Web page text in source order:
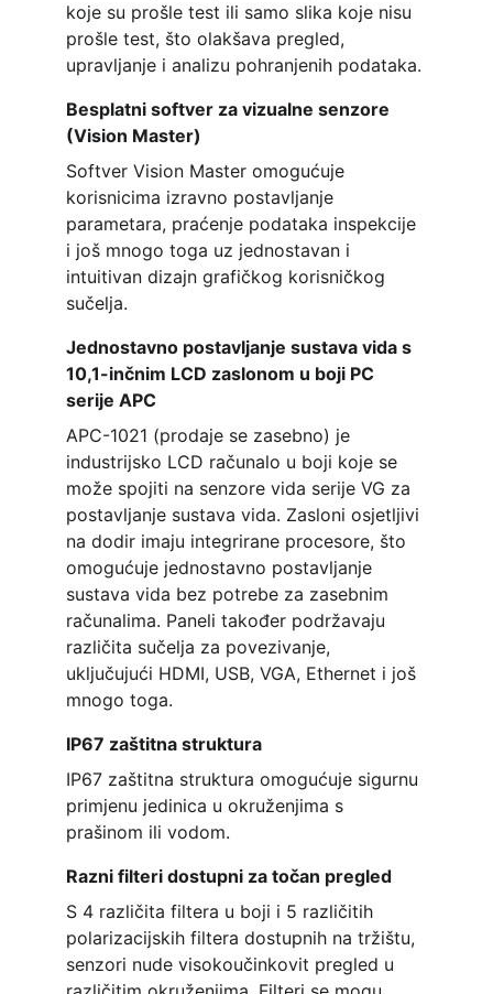
koje su prošle test ili samo slika koje nisu
prošle test, što olakšava pregled,
upravljanje i analizu pohranjenih podataka.
Razni filteri dostupni za točan pregled
S 4 različita filtera u boji i 5 različitih
polarizacijskih filtera dostupnih na tržištu,
senzori nude visokoučinkovit pregled u
Besplatni softver za vizualne senzore
(Vision Master)
Softver Vision Master omogućuje
korisnicima izravno postavljanje
parametara, praćenje podataka inspekcije
i još mnogo toga uz jednostavan i
intuitivan dizajn grafičkog korisničkog
sučelja.
Jednostavno postavljanje sustava vida s
10,1-inčnim LCD zaslonom u boji PC
serije APC
APC-1021 (prodaje se zasebno) je
industrijsko LCD računalo u boji koje se
može spojiti na senzore vida serije VG za
postavljanje sustava vida. Zasloni osjetljivi
na dodir imaju integrirane procesore, što
omogućuje jednostavno postavljanje
sustava vida bez potrebe za zasebnim
računalima. Paneli također podržavaju
različita sučelja za povezivanje,
uključujući HDMI, USB, VGA, Ethernet i još
mnogo toga.
IP67 zaštitna struktura
IP67 zaštitna struktura omogućuje sigurnu
primjenu jedinica u okruženjima s
prašinom ili vodom.